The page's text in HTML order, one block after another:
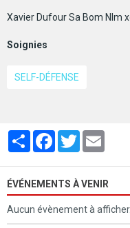
Xavier Dufour Sa Bom NIm
Soignies
SELF-DÉFENSE
PartagerFacebook
Twitter
ÉVÉNEMENTS À VENIR
Aucun évènement à afficher.